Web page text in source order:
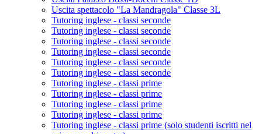
Uscita spettacolo "La Mandragola" Classe 3L
Tutoring inglese - classi seconde
Tutoring inglese - classi seconde
Tutoring inglese - classi seconde
Tutoring inglese - classi seconde
Tutoring inglese - classi seconde
Tutoring inglese - classi seconde
Tutoring inglese - classi prime
Tutoring inglese - classi prime
Tutoring inglese - classi prime
Tutoring inglese - classi prime
Tutoring inglese - classi prime (solo studenti iscritti nel